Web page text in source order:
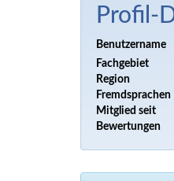
Profil-
Benutzername
Fachgebiet
Region
Fremdsprachen
Mitglied seit
Bewertungen